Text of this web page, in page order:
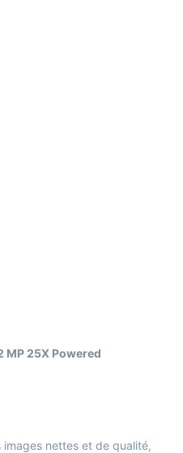
25X Powered
images nettes et de qualité,